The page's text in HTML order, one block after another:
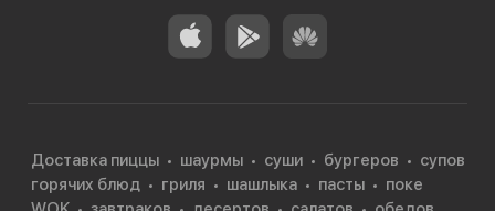
Доставка пиццы шаурмы суши бургеров
супов
горячих блюд
гриля шашлыка пасты
поке